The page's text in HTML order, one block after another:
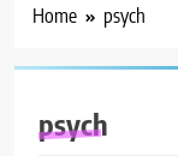
Home psych
psych